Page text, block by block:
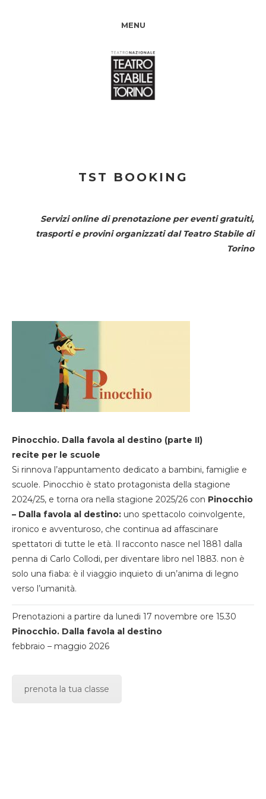
MENU
TST BOOKING
Servizi online di prenotazione per eventi gratuiti,
trasporti e provini organizzati dal Teatro Stabile di
Torino
Pinocchio. Dalla favola al destino (parte II)
recite per le scuole
Si rinnova l’appuntamento dedicato a bambini, famiglie e
scuole. Pinocchio è stato protagonista della stagione
2024/25, e torna ora nella stagione 2025/26 con Pinocchio
– Dalla favola al destino: uno spettacolo coinvolgente,
ironico e avventuroso, che continua ad affascinare
spettatori di tutte le età. Il racconto nasce nel 1881 dalla
penna di Carlo Collodi, per diventare libro nel 1883. non è
solo una fiaba: è il viaggio inquieto di un’anima di legno
verso l’umanità.
Prenotazioni a partire da lunedi 17 novembre ore 15.30
Pinocchio. Dalla favola al destino
febbraio – maggio 2026
prenota la tua classe